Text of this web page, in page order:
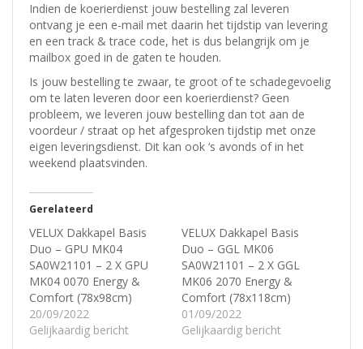
Indien de koerierdienst jouw bestelling zal leveren
ontvang je een e-mail met daarin het tijdstip van levering
en een track & trace code, het is dus belangrijk om je
mailbox goed in de gaten te houden.
Is jouw bestelling te zwaar, te groot of te schadegevoelig
om te laten leveren door een koerierdienst? Geen
probleem, we leveren jouw bestelling dan tot aan de
voordeur / straat op het afgesproken tijdstip met onze
eigen leveringsdienst. Dit kan ook ‘s avonds of in het
weekend plaatsvinden.
Gerelateerd
VELUX Dakkapel Basis
Duo – GPU MK04
SA0W21101 – 2 X GPU
MK04 0070 Energy &
Comfort (78x98cm)
20/09/2022
Gelijkaardig bericht
VELUX Dakkapel Basis
Duo – GGL MK06
SA0W21101 – 2 X GGL
MK06 2070 Energy &
Comfort (78x118cm)
01/09/2022
Gelijkaardig bericht